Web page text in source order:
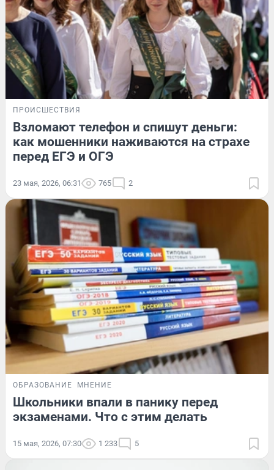
ПРОИСШЕСТВИЯ
Взломают телефон и спишут деньги:
как мошенники наживаются на страхе
перед ЕГЭ и ОГЭ
23 мая, 2026, 06:31 765 2
ОБРАЗОВАНИЕ МНЕНИЕ
Школьники впали в панику перед
экзаменами. Что с этим делать
15 мая, 2026, 07:30 1 233 5